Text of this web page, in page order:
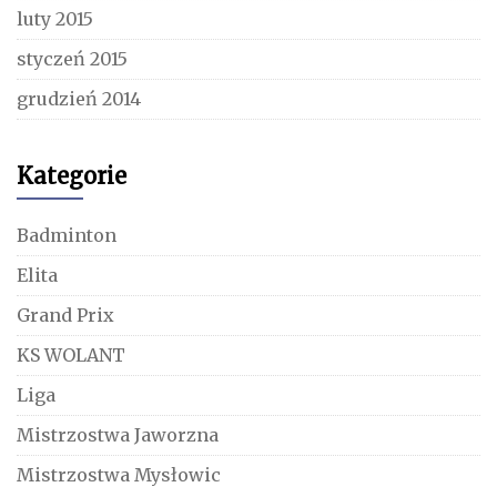
luty 2015
styczeń 2015
grudzień 2014
Kategorie
Badminton
Elita
Grand Prix
KS WOLANT
Liga
Mistrzostwa Jaworzna
Mistrzostwa Mysłowic